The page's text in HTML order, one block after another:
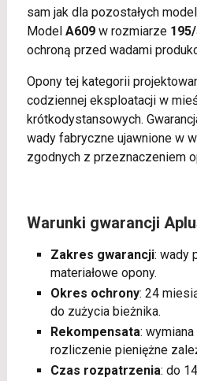
sam jak dla pozostałych
Model A609w rozmiarze
ochroną przed wadami
Opony tej kategorii
codziennej eksploatacji w
krótkodystansowych.
wady fabryczne ujawnione w
zgodnych z przeznaczeniem
Warunki gwarancji
Zakres gwarancji: wady
materiałowe opony.
Okres ochrony: 24
do zużycia bieżnika.
Rekompensata:
rozliczenie pieniężne
Czas rozpatrzenia: do